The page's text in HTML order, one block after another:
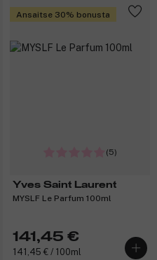
Ansaitse 30% bonusta
(5)
Yves Saint Laurent
MYSLF Le Parfum 100ml
141,45 €
141,45 € / 100ml